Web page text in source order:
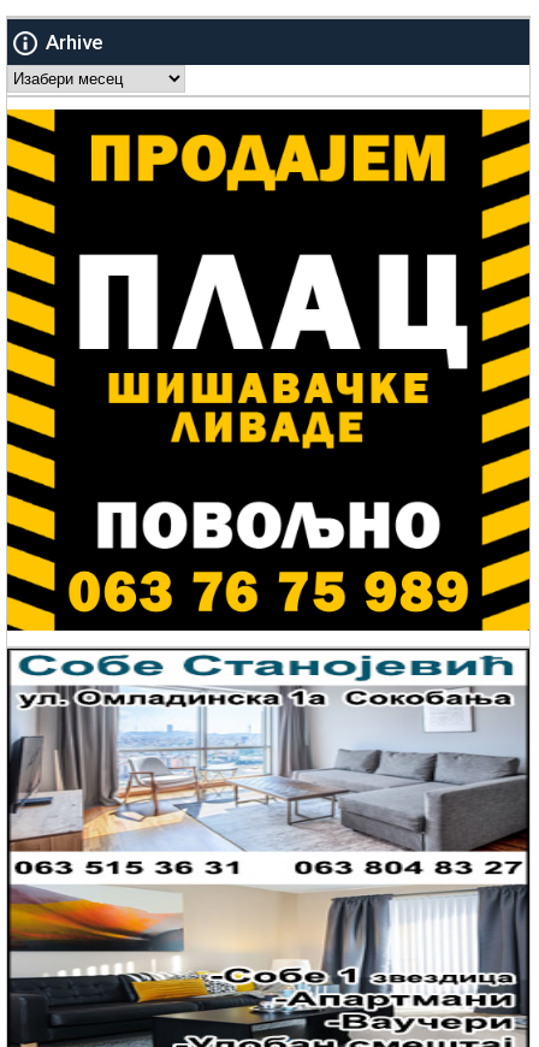
Arhive
Arhive